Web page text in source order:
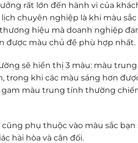
rất lớn đến hành vi của
chuyên nghiệp là khi màu
hiệu mà doanh nghiệp
được màu chủ đề phù hợp nhất.
sẽ hiển thị 3 màu: màu
trong khi các màu sáng hơn
gam màu trung tính thường
phụ thuộc vào màu sắc
hài hòa và cân đối.